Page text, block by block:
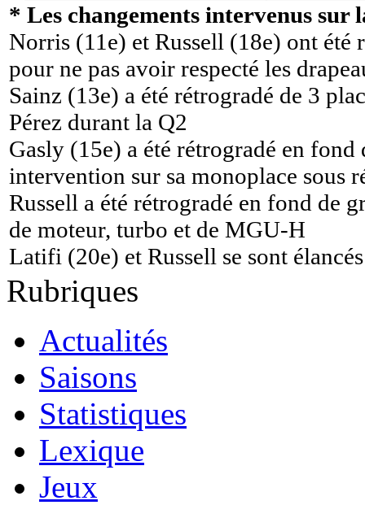
* Les changements intervenus sur
Norris (11e) et Russell (18e) ont été
pour ne pas avoir respecté les
Sainz (13e) a été rétrogradé de 3
Pérez durant la Q2
Gasly (15e) a été rétrogradé en
intervention sur sa monoplace sous
Russell a été rétrogradé en fond de
de moteur, turbo et de MGU-H
Latifi (20e) et Russell se sont
Rubriques
Actualités
Saisons
Statistiques
Lexique
Jeux